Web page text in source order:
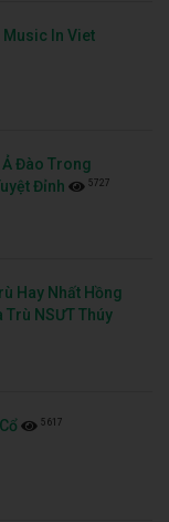
In Viet
Ả Đào Trong
Đỉnh
5727
Hay Nhất Hồng
Trù NSƯT Thúy
5617